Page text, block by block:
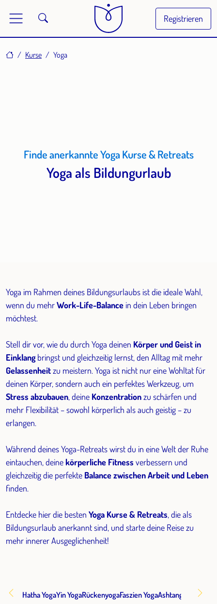
Registrieren
HomeKurse Yoga
Finde anerkannte Yoga Kurse & Retreats
Yoga als Bildungurlaub
Yoga im Rahmen deines Bildungsurlaubs ist die ideale Wahl,
wenn du mehrWork-Life-Balance in dein Leben bringen
möchtest.
Stell dir vor, wie du durch Yoga deinen Körper und Geist in
Einklangbringst und gleichzeitig lernst, den Alltag mit mehr
Gelassenheitzu meistern. Yoga ist nicht nur eine Wohltat für
deinen Körper, sondern auch ein perfektes Werkzeug, um
Stress abzubauen, deine Konzentrationzu schärfen und
mehr Flexibilität – sowohl körperlich als auch geistig – zu
erlangen.
Während deines Yoga-Retreats wirst du in eine Welt der Ruhe
eintauchen, deine körperliche Fitness verbessern und
gleichzeitig die perfekte Balance zwischen Arbeit und Leben
finden.
Entdecke hier die besten Yoga Kurse & Retreats, die als
Bildungsurlaub anerkannt sind, und starte deine Reise zu
mehr innerer Ausgeglichenheit!
Hatha YogaYin YogaRückenyogaFaszien YogaAshtanga Aerial